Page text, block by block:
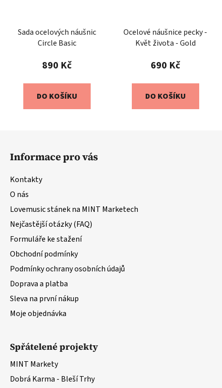
Sada ocelových náušnic
Circle Basic
890 Kč
DO KOŠÍKU
Ocelové náušnice pecky -
Květ života - Gold
690 Kč
DO KOŠÍKU
Informace pro vás
Kontakty
O nás
Lovemusic stánek na MINT Marketech
Nejčastější otázky (FAQ)
Formuláře ke stažení
Obchodní podmínky
Podmínky ochrany osobních údajů
Doprava a platba
Sleva na první nákup
Moje objednávka
Spřátelené projekty
MINT Markety
Dobrá Karma - Bleší Trhy